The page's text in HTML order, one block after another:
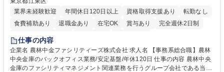
業界未経験歓迎
年間休日120日以上 資格取得支援あり
転勤なし
食費補助あり
退職金あり 在宅OK 賞与あり
完全週休2日制
インセンティブあり
仕事の内容
企業名 農林中金ファシリティーズ株式会社 求人名 【事務系総合職】農林
中央金庫のバックオフィス業務/安定基盤/年休120日 仕事の内容 農林中央
金庫のファシリティマネジメント関連業務を行うグループ会社である当社